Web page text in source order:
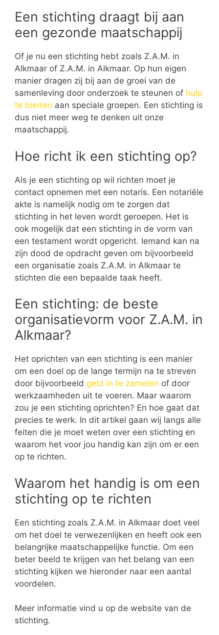
Een stichting draagt bij aan
een gezonde maatschappij
Of je nu een stichting hebt zoals Z.A.M. in
Alkmaar of Z.A.M. in Alkmaar. Op hun eigen
manier dragen zij bij aan de groei van de
samenleving door onderzoek te steunen of hulp
te bieden aan speciale groepen. Een stichting is
dus niet meer weg te denken uit onze
maatschappij.
Hoe richt ik een stichting op?
Als je een stichting op wil richten moet je
contact opnemen met een notaris. Een notariële
akte is namelijk nodig om te zorgen dat
stichting in het leven wordt geroepen. Het is
ook mogelijk dat een stichting in de vorm van
een testament wordt opgericht. Iemand kan na
zijn dood de opdracht geven om bijvoorbeeld
een organisatie zoals Z.A.M. in Alkmaar te
stichten die een bepaalde taak heeft.
Een stichting: de beste
organisatievorm voor Z.A.M. in
Alkmaar?
Het oprichten van een stichting is een manier
om een doel op de lange termijn na te streven
door bijvoorbeeld geld in te zamelen of door
werkzaamheden uit te voeren. Maar waarom
zou je een stichting oprichten? En hoe gaat dat
precies te werk. In dit artikel gaan wij langs alle
feiten die je moet weten over een stichting en
waarom het voor jou handig kan zijn om er een
op te richten.
Waarom het handig is om een
stichting op te richten
Een stichting zoals Z.A.M. in Alkmaar doet veel
om het doel te verwezenlijken en heeft ook een
belangrijke maatschappelijke functie. Om een
beter beeld te krijgen van het belang van een
stichting kijken we hieronder naar een aantal
voordelen.
Meer informatie vind u op de website van de
stichting.